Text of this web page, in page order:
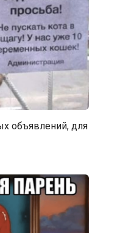
объявлений, для